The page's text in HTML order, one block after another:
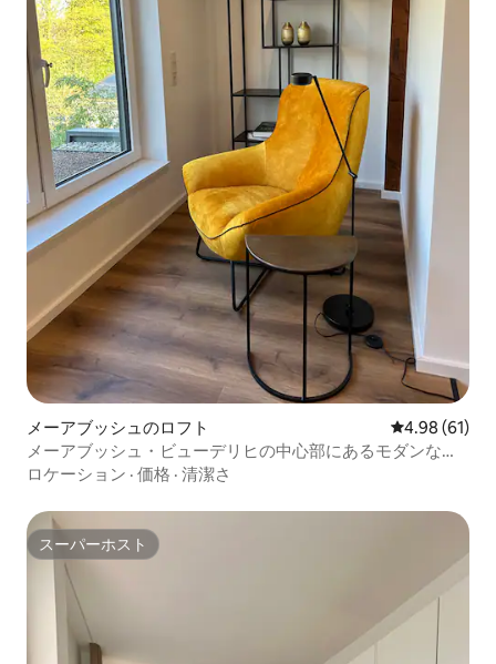
メーアブッシュのロフト レビュー61
4.98 (61)
メーアブッシュ・ビューデリヒの中心部にあるモダンなロ
フト
ロケーション · 価格 · 清潔さ
スーパーホスト
スーパーホスト